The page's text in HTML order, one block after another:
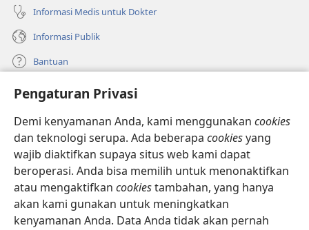
Pengaturan Privasi
Demi kenyamanan Anda, kami menggunakan cookies
dan teknologi serupa. Ada beberapa cookiesyang
wajib diaktifkan supaya situs web kami dapat
beroperasi. Anda bisa memilih untuk menonaktifkan
atau mengaktifkan cookiestambahan, yang hanya
akan kami gunakan untuk meningkatkan
kenyamanan Anda. Data Anda tidak akan pernah
Informasi Medis untuk Dokter
Informasi Publik
Bantuan
Sumbangan
(terbuka
di
window
baru)
PERPUSTAKAAN ONLINE Menara Pengawal
(terbuka
di
window
®
(terbuka
di
window
baru)
JW Library ®
Watchtower Library